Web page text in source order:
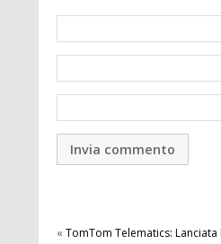
« TomTom Telematics: